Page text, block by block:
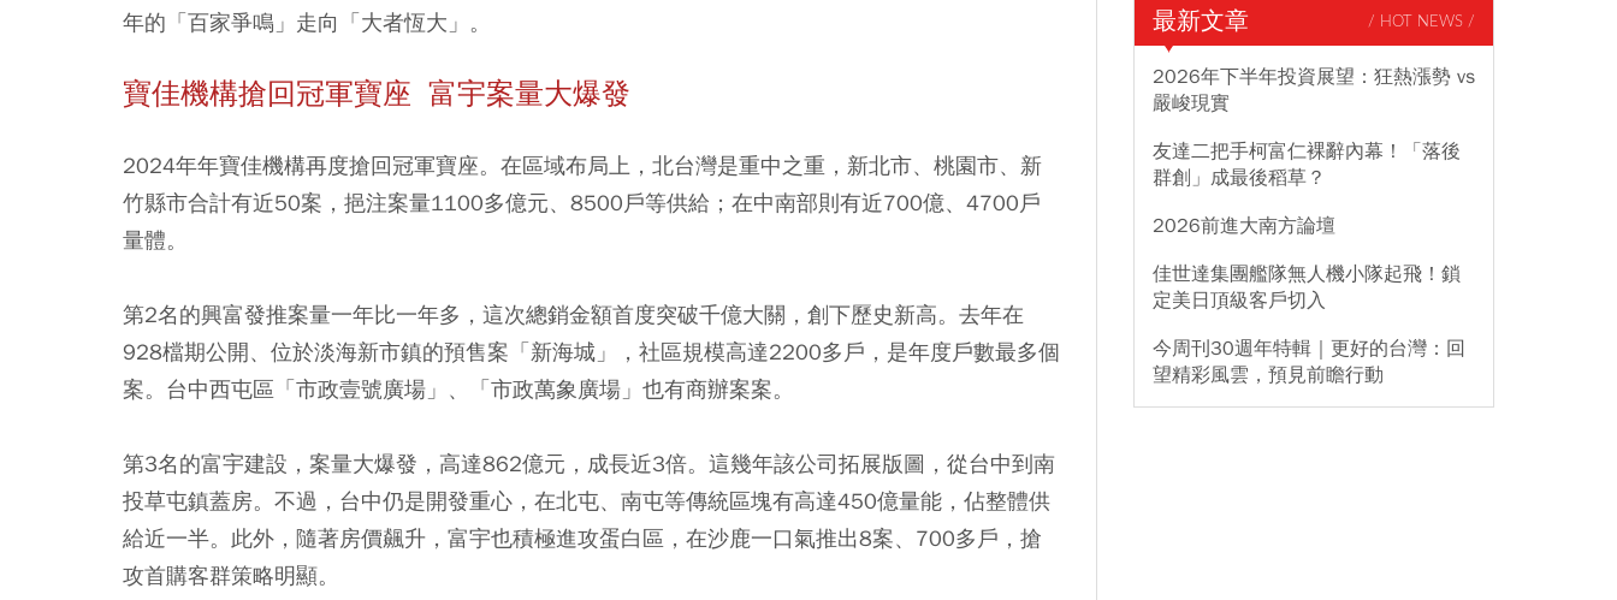
年的「百家爭鳴」走向「大者恆大」。
寶佳機構搶回冠軍寶座 富宇案量大爆發
2024年年寶佳機構再度搶回冠軍寶座。在區域布局上，北台灣是重中之重，新北市、桃園市、新
竹縣市合計有近50案，挹注案量1100多億元、8500戶等供給；在中南部則有近700億、4700戶
量體。
第2名的興富發推案量一年比一年多，這次總銷金額首度突破千億大關，創下歷史新高。去年在
928檔期公開、位於淡海新市鎮的預售案「新海城」，社區規模高達2200多戶，是年度戶數最多個
案。台中西屯區「市政壹號廣場」、「市政萬象廣場」也有商辦案案。
第3名的富宇建設 ，案量大爆發，高達862億元，成長近3倍。這幾年該公司拓展版圖，從台中到南
投草屯鎮蓋房。不過，台中仍是開發重心，在北屯、南屯等傳統區塊有高達450億量能，佔整體供
給近一半。此外，隨著房價飆升，富宇也積極進攻蛋白區，在沙鹿一口氣推出8案、700多戶，搶
攻首購客群策略明顯。
最新文章 / HOT NEWS /
2026年下半年投資展望：狂熱漲勢 vs
嚴峻現實
友達二把手柯富仁裸辭內幕！「落後
群創」成最後稻草？
2026前進大南方論壇
佳世達集團艦隊無人機小隊起飛！鎖
定美日頂級客戶切入
今周刊30週年特輯｜更好的台灣：回
望精彩風雲，預見前瞻行動